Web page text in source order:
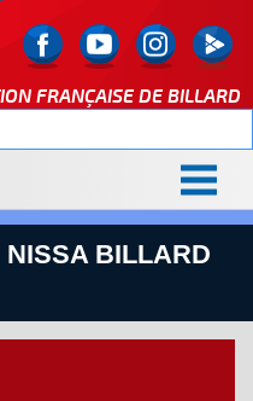
FRANÇAISE DEBILLARD
BILLARD